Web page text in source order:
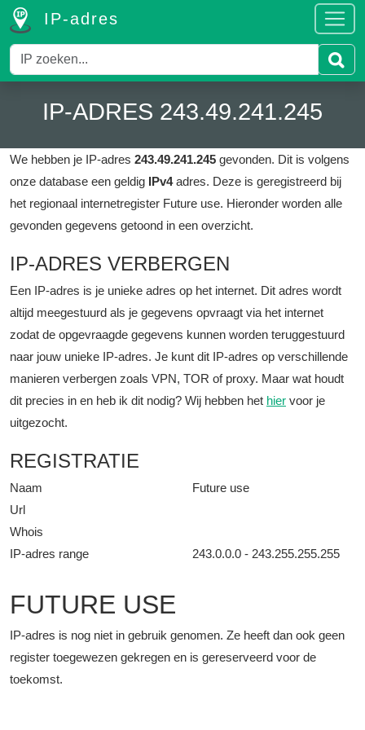
IP-adres
IP-ADRES 243.49.241.245
We hebben je IP-adres 243.49.241.245 gevonden. Dit is volgens
onze database een geldig IPv4adres. Deze is geregistreerd bij
het regionaal internetregister Future use. Hieronder worden alle
gevonden gegevens getoond in een overzicht.
IP-ADRES VERBERGEN
Een IP-adres is je unieke adres op het internet. Dit adres wordt
altijd meegestuurd als je gegevens opvraagt via het internet
zodat de opgevraagde gegevens kunnen worden teruggestuurd
naar jouw unieke IP-adres. Je kunt dit IP-adres op verschillende
manieren verbergen zoals VPN, TOR of proxy. Maar wat houdt
dit precies in en heb ik dit nodig? Wij hebben het hier voor je
uitgezocht.
REGISTRATIE
Naam
Future use
Url
Whois
IP-adres range
243.0.0.0 - 243.255.255.255
FUTURE USE
IP-adres is nog niet in gebruik genomen. Ze heeft dan ook geen
register toegewezen gekregen en is gereserveerd voor de
toekomst.